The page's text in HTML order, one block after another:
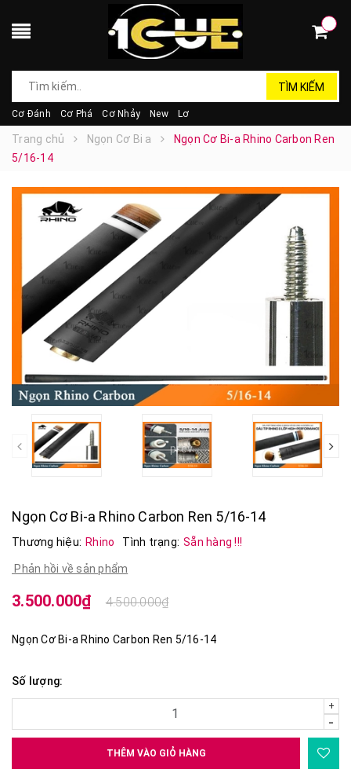
TÌM KIẾM
Cơ Đánh Cơ Phá Cơ Nhảy New Lơ
Trang chủ Ngọn Cơ Bi a
Ngọn Cơ Bi-a Rhino Carbon Ren
5/16-14
prev
Ngọn Cơ Bi-a Rhino Carbon Ren 5/16-14
Thương hiệu: Rhino Tình trạng: Sẵn hàng !!!
Phản hồi về sản phẩm
3.500.000₫ 4.500.000₫
Ngọn Cơ Bi-a Rhino Carbon Ren 5/16-14
Số lượng:
+
-
THÊM VÀO GIỎ HÀNG